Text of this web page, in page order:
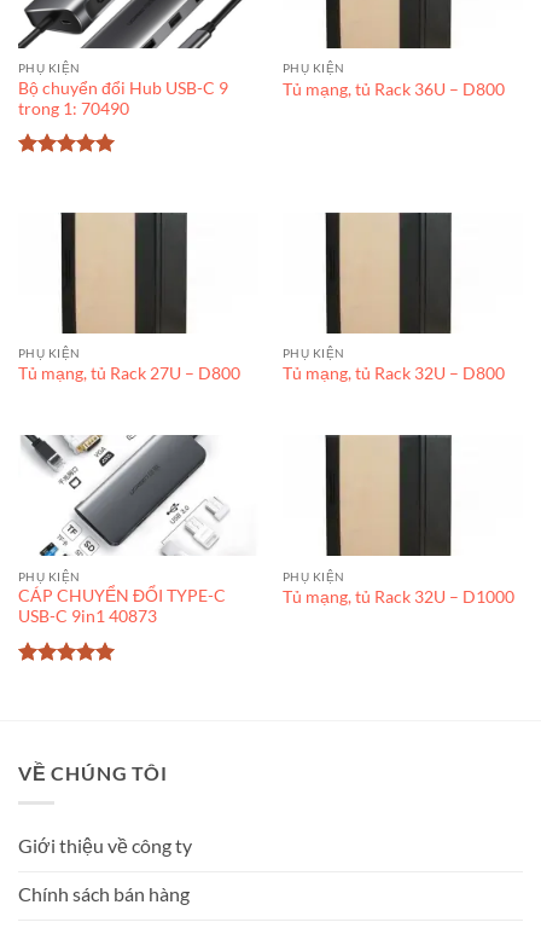
PHỤ KIỆN
Bộ chuyển đổi Hub USB-C 9
trong 1: 70490
PHỤ KIỆN
Tủ mạng, tủ Rack 36U – D800
PHỤ KIỆN
Tủ mạng, tủ Rack 27U – D800
PHỤ KIỆN
Tủ mạng, tủ Rack 32U – D800
PHỤ KIỆN
CÁP CHUYỂN ĐỔI TYPE-C
USB-C 9in1 40873
PHỤ KIỆN
Tủ mạng, tủ Rack 32U – D1000
VỀ CHÚNG TÔI
Giới thiệu về công ty
Chính sách bán hàng